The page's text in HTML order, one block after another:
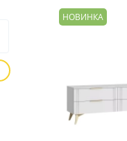
НОВИНКА